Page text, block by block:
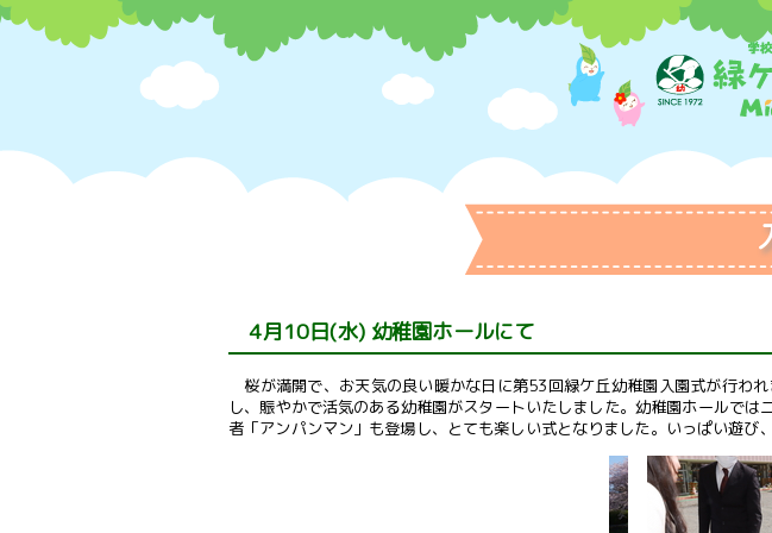
4月10日(水) 幼稚園ホールにて
桜が満開で、お天気の良い暖かな日に第53回緑ケ丘幼稚園入園式が行わ
し、賑やかで活気のある幼稚園がスタートいたしました。幼稚園ホールで
者「アンパンマン」も登場し、とても楽しい式となりました。いっぱい遊び